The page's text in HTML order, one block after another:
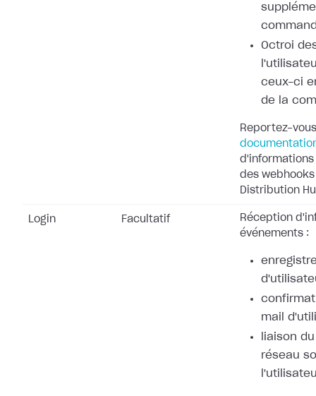
Octroi
ceux-ci
de la
Reportez-
des
Distribution
Login Facultatif
Réception
événements :
mail
liaison
réseau